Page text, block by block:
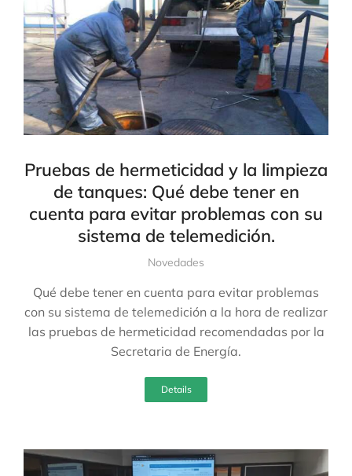
Pruebas de hermeticidad y la limpieza
de tanques: Qué debe tener en
cuenta para evitar problemas con su
sistema de telemedición.
Novedades
Qué debe tener en cuenta para evitar problemas
con su sistema de telemedición a la hora de realizar
las pruebas de hermeticidad recomendadas por la
Secretaria de Energía.
Details